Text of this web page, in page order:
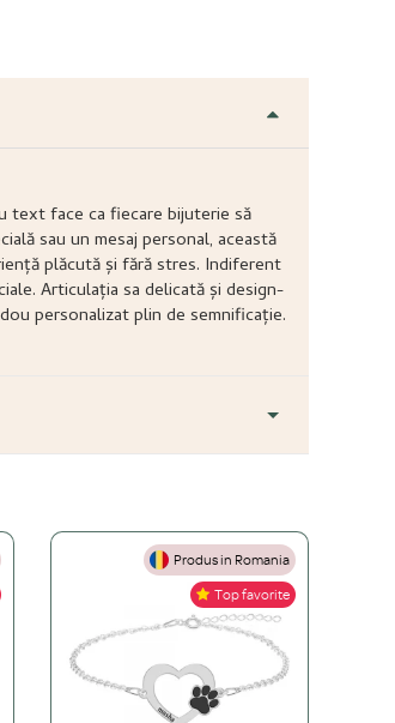
text face ca fiecare bijuterie să
sau un mesaj personal, această
plăcută și fără stres. Indiferent
Articulația sa delicată și design-
personalizat plin de semnificație.
+
dar necesită îngrijire atentă. O bijuterie
Produs in Romania
Top favorite